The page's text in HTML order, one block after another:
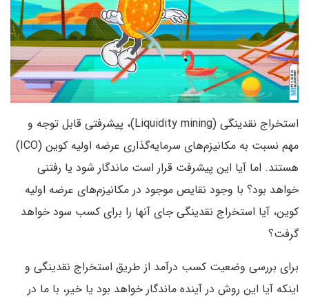
استخراج نقدینگی (Liquidity mining)، پیشرفتی قابل توجه و
مهم نسبت به مکانیزم‌های سرمایه‌گذاری عرضه اولیه کوین (ICO)
هستند. اما آیا این پیشرفت قرار است ماندگار شود یا رفتنی
خواهد بود؟ با وجود نقایص موجود در مکانیزم‌های عرضه اولیه
کوین، آیا استخراج نقدینگی جای آنها را برای کسب سود خواهد
گرفت؟
برای بررسی وضعیت کسب درآمد از طریق استخراج نقدینگی و
اینکه آیا این روش در آینده ماندگار خواهد بود یا خیر، با ما در